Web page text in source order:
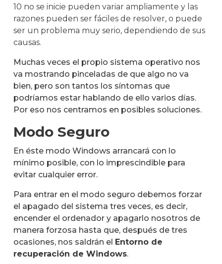
10 no se inicie pueden variar ampliamente y las
razones pueden ser fáciles de resolver, o puede
ser un problema muy serio, dependiendo de sus
causas.
Muchas veces el propio sistema operativo nos
va mostrando pinceladas de que algo no va
bien, pero son tantos los síntomas que
podríamos estar hablando de ello varios días.
Por eso nos centramos en posibles soluciones.
Modo Seguro
En éste modo Windows arrancará con lo
mínimo posible, con lo imprescindible para
evitar cualquier error.
Para entrar en el modo seguro debemos forzar
el apagado del sistema tres veces, es decir,
encender el ordenador y apagarlo nosotros de
manera forzosa hasta que, después de tres
ocasiones, nos saldrán el Entorno de
recuperación de Windows.